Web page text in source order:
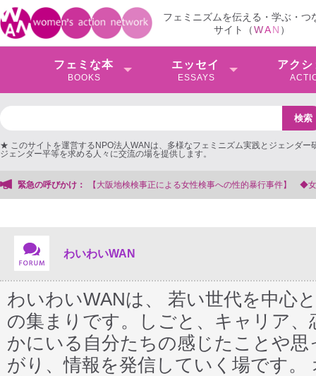
フェミニズムを伝える・学ぶ・つ
サイト（WAN ）
フェミな本
BOOKS
エッセイ
ESSAYS
アクシ
★ このサイトを運営するNPO法人WANは、多様なフェミニズム実践とジェンダー
ジェンダー平等を求める人々に交流の場を提供します。
緊急の呼びかけ：
務局
わいわいWAN
わいわいWANは、 若い世代を中心
の集まりです。しごと、キャリア
かにいる自分たちの感じたことや
がり、情報を発信していく場です